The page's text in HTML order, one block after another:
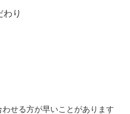
わり
せる方が早いことがあります